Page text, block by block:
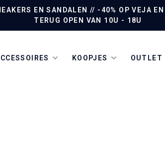
EN SANDALEN // -40% OP VEJA
TERUG OPEN VAN 10U - 18U
KOOPJES OUTLET